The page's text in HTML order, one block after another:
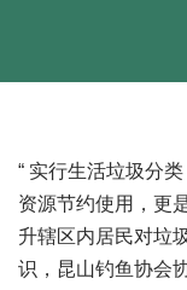
“ 实行生活垃圾分
资源节约使用，更
升辖区内居民对垃
识，昆山钓鱼协会